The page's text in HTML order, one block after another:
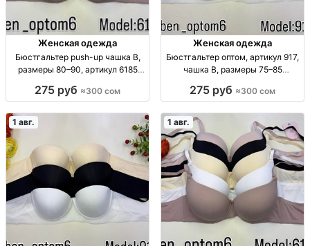
Женская одежда
Бюстгальтер push-up чашка B,
размеры 80–90, артикул 6185
р-ры 80–90, уп. 3 шт., 300 сом/
275 руб ≈300 сом
Женская одежда
Бюстгальтер оптом, артикул 917,
чашка B, размеры 75–85
р-ры 75/80/85, тонкий, уп. 3 шт.,
275 руб ≈300 сом
1 авг. 1 авг.